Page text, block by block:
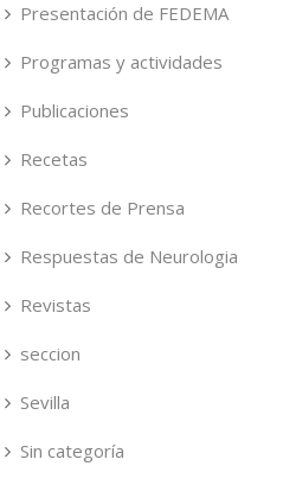
Presentación de FEDEMA
Programas y actividades
Publicaciones
Recetas
Recortes de Prensa
Respuestas de Neurologia
Revistas
seccion
Sevilla
Sin categoría